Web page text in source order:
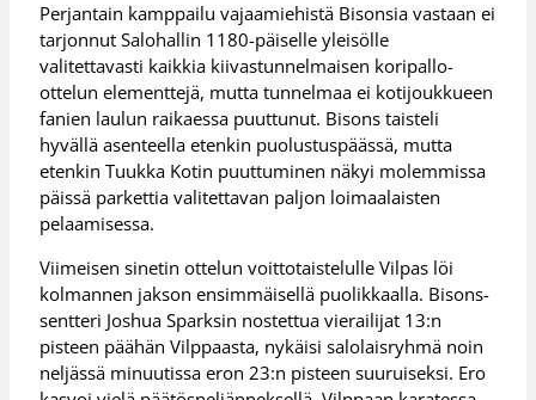
Perjantain kamppailu vajaamiehistä Bisonsia vastaan ei
tarjonnut Salohallin 1180-päiselle yleisölle
valitettavasti kaikkia kiivastunnelmaisen koripallo-
ottelun elementtejä, mutta tunnelmaa ei kotijoukkueen
fanien laulun raikaessa puuttunut. Bisons taisteli
hyvällä asenteella etenkin puolustuspäässä, mutta
etenkin Tuukka Kotin puuttuminen näkyi molemmissa
päissä parkettia valitettavan paljon loimaalaisten
pelaamisessa.
Viimeisen sinetin ottelun voittotaistelulle Vilpas löi
kolmannen jakson ensimmäisellä puolikkaalla. Bisons-
sentteri Joshua Sparksin nostettua vierailijat 13:n
pisteen päähän Vilppaasta, nykäisi salolaisryhmä noin
neljässä minuutissa eron 23:n pisteen suuruiseksi. Ero